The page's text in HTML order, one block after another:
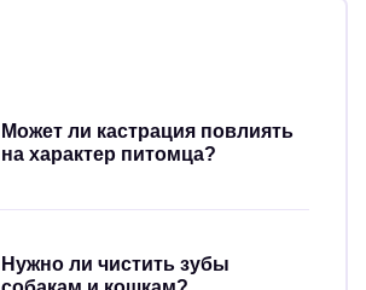
Может ли кастрация повлиять
на характер питомца?
Нужно ли чистить зубы